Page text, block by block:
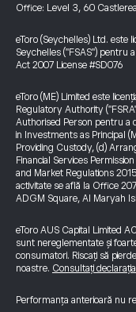
Office: Level 3, 60
eToro (Seychelles) Ltd. este
Seychelles ("FSAS") pentru
Act 2007 License #SD076
eToro (ME) Limited este
Regulatory Authority
Authorised Person pentru a
in Investments as Principal
Providing Custody, (d)
Financial Services
and Market Regulations
activitate se află la Office
ADGM Square, Al Maryah
eToro AUS Capital Limited
sunt nereglementate și
consumatori. Riscați să
noastre. Consultați
Performanța anterioară nu